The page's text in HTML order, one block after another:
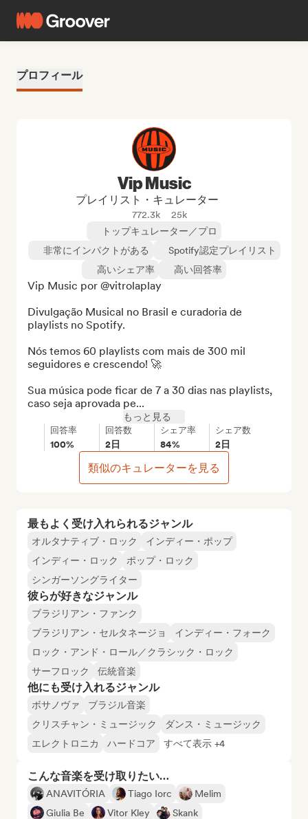
プロフィール
最もよく受け入れられるジャンル
オルタナティブ・ロック
インディー・ポップ
インディー・ロック
ポップ・ロック
シンガーソングライター
彼らが好きなジャンル
ブラジリアン・ファンク
ブラジリアン・セルタネージョ
インディー・フォーク
ロック・アンド・ロール／クラシック・ロック
サーフロック
伝統音楽
他にも受け入れるジャンル
ボサノヴァ
ブラジル音楽
クリスチャン・ミュージック
ダンス・ミュージック
エレクトロニカ
ハードコア すべて表示 +4
こんな音楽を受け取りたい…
ANAVITÓRIA Tiago Iorc
Melim
Giulia Be
Vitor Kley
Skank
Vip Music
プレイリスト・キュレーター
772.3k
25k
トップキュレーター／プロ
非常にインパクトがある
Spotify認定プレイリスト
高いシェア率
高い回答率
Vip Music por @vitrolaplay
Divulgação Musical no Brasil e curadoria de
playlists no Spotify.
Nós temos 60 playlists com mais de 300 mil
seguidores e crescendo! 🚀
Sua música pode ficar de 7 a 30 dias nas playlists,
caso seja aprovada pe...
もっと見る
回答率
100%
回答数
2日
シェア率
84%
シェア数
2日
類似のキュレーターを見る